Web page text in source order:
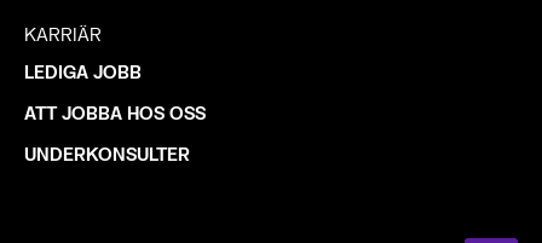
KARRIÄR
LEDIGA JOBB
ATT JOBBA HOS OSS
UNDERKONSULTER